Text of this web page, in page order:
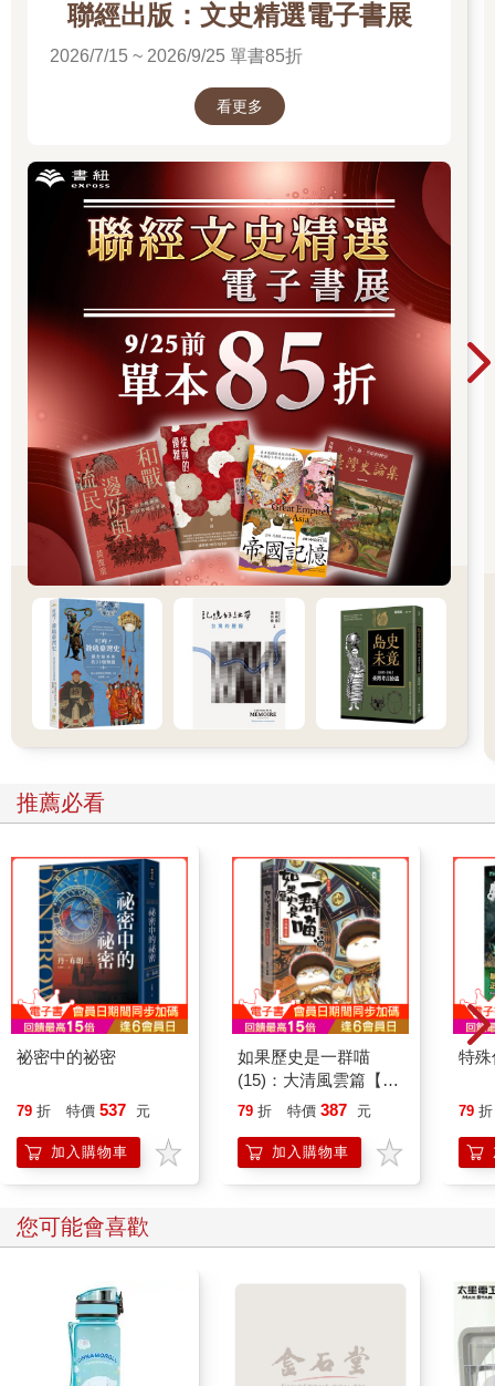
處）的偵訊調查，也幾乎全部遭到羈押與起訴。對於內亂主謀也
發布了逮捕令。雖然這位主謀在漢南洞的總統官邸中，將警衛處
當作私人武裝士兵，阻止逮捕令的執行，但這也只擋得了一時，
序，戒嚴主謀這一方不斷進行詭辯與煽動，對部分國民確實頗具
效果，令人憂心局勢「是否會走到準內戰狀態？」然而，他公開
便法院與檢方相繼出現前所未有的撤銷羈押決定與放棄即時抗
告，使其一度獲釋，但刑事審判的車輪並未停止轉動，其罪行必
將迎來與其惡性相稱的嚴厲制裁。最終，憲法法院作出了宣判，
歷來只有兩次對總統有此類裁決：
「被請求人總統朴槿惠罷免」（二○一七年三月十日）
「被請求人總統尹錫悅罷免」（二○二五年四月四日）
要彈劾由國民選出、兼有行政權與國軍統帥權的現任總統的過程
極其艱難，但對於背叛國民信任、嚴重違反憲法與法律的總統，
實在是無法繼續讓其擔任總統一職，而彈劾就是國民給予這位總
統成績的「死當」。根據過往經驗，總統彈劾需耗費超過三個月
的時間，過程中需要突破重重關卡，在這期間國民也會分裂成不
同陣營，政治上的操弄更是層出不窮，政局也隨之動蕩不安。不
過，我認為積極推動彈劾案－審判過程的不是國會、政黨或憲法
法院，而是來自國民的判斷與能量。兩度彈劾總統也並非是韓國
政治失敗的表現，而是作為國家主權者「擁有悠久歷史與傳統的
本書是以我在戒嚴與彈劾的局勢中所上傳的文章，以及這段時間
的演講、對話為基礎集結而成。在宣布戒嚴後不到三十分鐘內，
我就在臉書（Facebook）上寫下第一篇文章，題目是〈總統破壞
憲法〉，文中強烈警告：總統宣布戒嚴已屬違法、非法的內亂罪
行，若國會決議解除戒嚴，總統必須遵守。之後，在局勢發展的
多學習。在緊張的時刻，我數度於國會討論會上擔任主持人，協
助討論進行；在市民的聚會中，也發表演說與進行對話；同時，
朋友想要理解憲法、法律條文與憲法精神的知識渴望，並掌握他
們關切的疑問所在。具體來說，我整理了在「人權Plus」、「青
年政策網絡」、「新路聚會」、「大學生集談會」、「刑事政策
學會」等學術聚會中交流與對話的內容。由於這一局勢下的關鍵
字為「戒嚴、內亂、彈劾」，因此我將本書書名定為「超越戒嚴
與內亂」；又因為本書是與渴望健全民主主義的市民一起以憲法
爲素材的對話，所以副書名為「國民寫下的憲法故事」（編註：
原書副書名）。本書是以各種演講、對話的文字與語言資料重新
彙整而成。雖然內容編排像是講座的形式，但閱讀時應按照發話
當時十二月、一月、二月、三月、四月的時間點區分。成書過程
中，我很大程度上依靠了出版社「亞馬遜蝴蝶」的代表吳承俊
內容轉化為文字。韓國刑事．法務政策研究院的金大根（音譯）
博士也不時提供我方向上的建議，並透過「更近一步探知」的單
「mediamongu」也爽快地同意我使用他的照片，並完整提供他手
上的影像。因此，本書可說是集結臉書、演講、聚會所凝聚而成
的集體智慧與相互交流的產物。對我而言，這也是我在退休之
後，立下要與「市民之海」同行的決心後，所結出的第一個果
彈劾的時刻與春天的到來一致。春天是萬物復甦、百花齊放的季
聯經出版：文史精選電子書展
2026/7/15 ~ 2026/9/25 單書85折
看更多
推薦必看
祕密中的祕密
79 折 特價 537 元
加入購物車
如果歷史是一群喵
(15)：大清風雲篇【萌
貓漫畫學歷史】
79 折 特價 387 元
加入購物車
特
79 折
您可能會喜歡